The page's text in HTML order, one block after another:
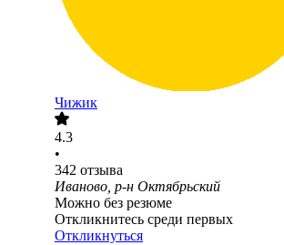
Чижик
4.3
•
342 отзыва
Иваново, р-н Октябрьский
Можно без резюме
Откликнитесь среди первых
Откликнуться